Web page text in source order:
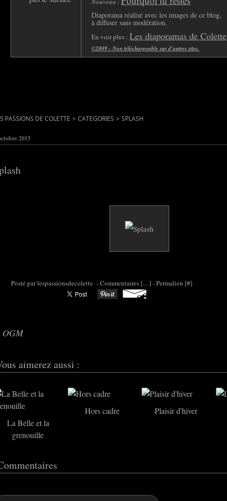
Diaporama réalisé avec les images de ce blog,
à diffuser sans modération.
En voir plus : Les diaporamas de Colette
©2009 - Non téléchargeable sur d'autres sites.
PASSIONS DE COLETTE > CATEGORIES > SPLASH
2015
Posté par colette95 à 06:30 -Commentaires […]- Permalien [#]
OGM
aimerez aussi :
La Belle et la
grenouille
Hors cadre Plaisir d'hiver